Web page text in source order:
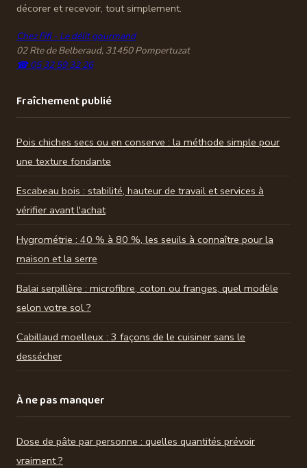
décorer et recevoir, tout simplement.
Chez Fifi - Le délit gourmand
02 Rte de Belberaud, 31450 Pompertuzat
☎ 05 32 59 32 26
Fraîchement publié
Pois chiches secs ou en conserve : la méthode simple pour
une texture fondante
Escabeau bois : stabilité, hauteur de travail et services à
vérifier avant l'achat
Hygrométrie : 40 % à 80 %, les seuils à connaître pour la
maison et la serre
Balai serpillère : microfibre, coton ou franges, quel modèle
selon votre sol ?
Cabillaud moelleux : 3 façons de le cuisiner sans le
dessécher
À ne pas manquer
Dose de pâte par personne : quelles quantités prévoir
vraiment ?